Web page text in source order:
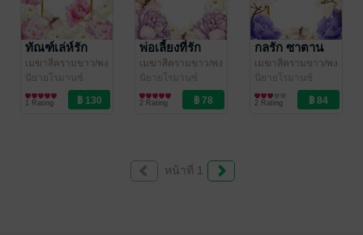
ทัณฑ์เล่ห์รัก
เมฆาสีครามขาว/พง
พะงา/ เมฆสีคราม
ขาว
นิยายโรมานซ์
1 Rating
พ่อเลี้ยงที่รัก
เมฆาสีครามขาว/พง
พะงา/ เมฆสีคราม
ขาว
นิยายโรมานซ์
2 Rating
กลรัก ซาตาน
เมฆาสีครามขาว/พง
พะงา / เมฆสีคราม
ขาว
นิยายโรมานซ์
2 Rating
หน้าที่ 1